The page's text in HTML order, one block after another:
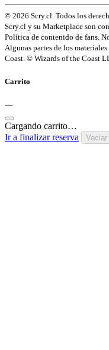
© 2026 Scry.cl. Todos los
Scry.cl y su Marketplace son
Política de contenido de fans.
Algunas partes de los
Coast. © Wizards of the Coast
Carrito
—
Cargando carrito…
Ir a finalizar reserva
Vaciar